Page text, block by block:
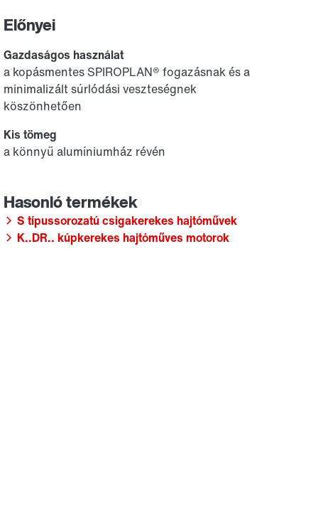
Előnyei
Gazdaságos használat
a kopásmentes SPIROPLAN® fogazásnak és a
minimalizált súrlódási veszteségnek
köszönhetően
Kis tömeg
a könnyű alumíniumház révén
S típussorozatú csigakerekes hajtóművek
K..DR.. kúpkerekes hajtóműves motorok